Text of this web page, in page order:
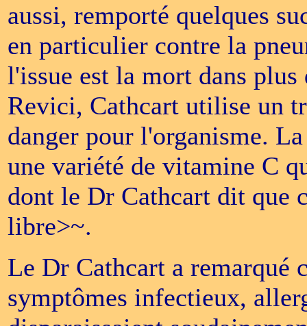
aussi, remporté quelques
en particulier contre la
l'issue est la mort dans
Revici, Cathcart utilise un
danger pour l'organisme.
une variété de vitamine C
dont le Dr Cathcart dit que
libre>~.
Le Dr Cathcart a remarqué
symptômes infectieux,